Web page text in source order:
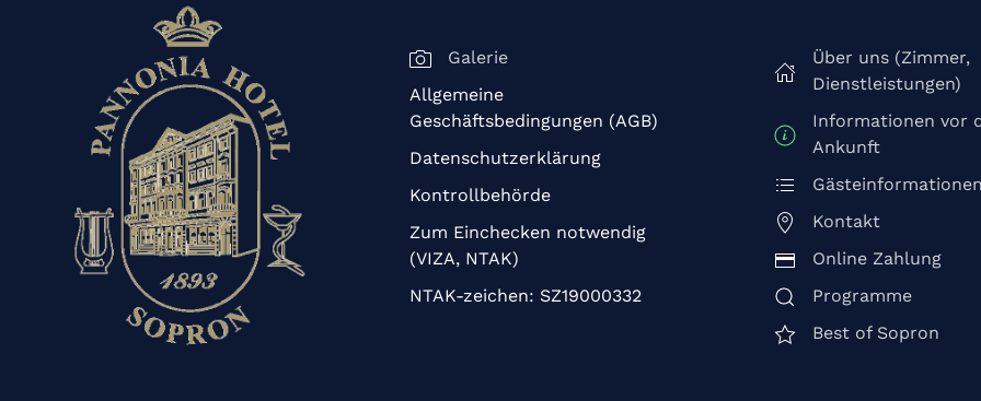
Galerie
Allgemeine
Geschäftsbedingungen (AGB)
Datenschutzerklärung
Kontrollbehörde
Zum Einchecken notwendig
(VIZA, NTAK)
NTAK-zeichen: SZ19000332
Über uns (Zimmer,
Dienstleistungen)
Informationen vor
Ankunft
Gästeinformationen
Kontakt
Online Zahlung
Programme
Best of Sopron